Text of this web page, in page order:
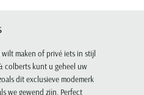
maken of privé iets in stijl
colberts kunt u geheel uw
dit exclusieve modemerk
we gewend zijn. Perfect